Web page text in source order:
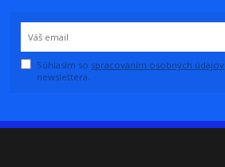
Súhlasím so spracovaním osobných údajov
newslettera.